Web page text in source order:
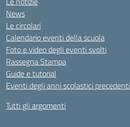
News
Le circolari
Calendario eventi della scuola
Foto e video degli eventi svolti
Rassegna Stampa
Guide e tutorial
Eventi degli anni scolastici precedenti
Tutti gli argomenti